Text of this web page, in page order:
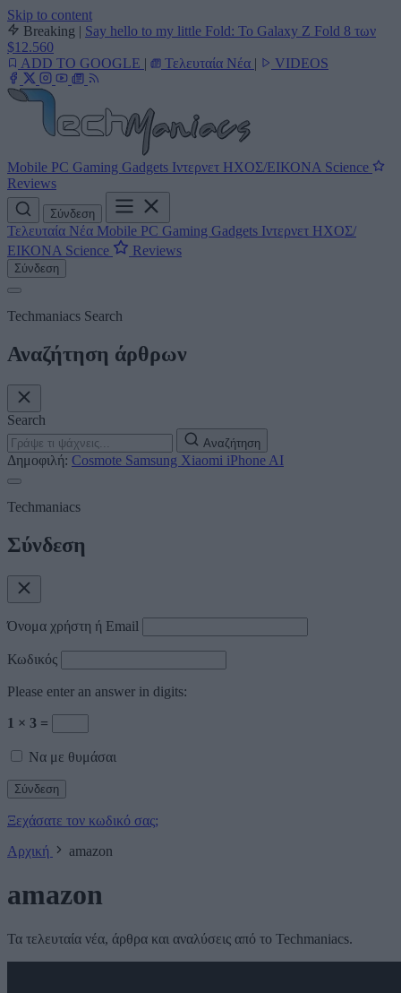
Skip to content
Breaking | Say hello to my little Fold: Το Galaxy Z Fold 8 των
$12.560
ADD TO GOOGLE | Τελευταία Νέα | VIDEOS
Mobile PC Gaming Gadgets Ιντερνετ ΗΧΟΣ/ΕΙΚΟΝΑ Science
Reviews
Σύνδεση
Τελευταία Νέα Mobile PC Gaming Gadgets Ιντερνετ ΗΧΟΣ/
ΕΙΚΟΝΑ Science Reviews
Σύνδεση
Techmaniacs Search
Αναζήτηση άρθρων
Search
Αναζήτηση
Δημοφιλή: Cosmote Samsung Xiaomi iPhone AI
Techmaniacs
Σύνδεση
Όνομα χρήστη ή Email
Κωδικός
Please enter an answer in digits:
1 × 3 =
Να με θυμάσαι
Ξεχάσατε τον κωδικό σας;
Αρχική
amazon
amazon
Τα τελευταία νέα, άρθρα και αναλύσεις από το Techmaniacs.